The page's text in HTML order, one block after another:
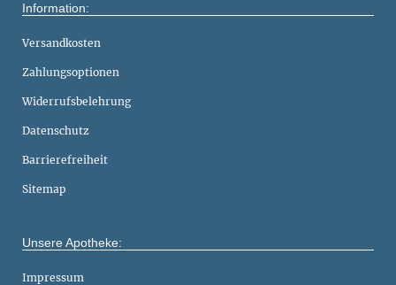
Information:
Versandkosten
Zahlungsoptionen
Widerrufsbelehrung
Datenschutz
Barrierefreiheit
Sitemap
Unsere Apotheke:
Impressum